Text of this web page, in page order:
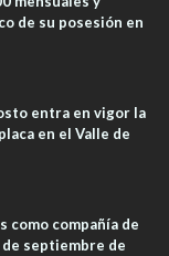
de su posesión en
entra en vigor la
en el Valle de
como compañía de
septiembre de